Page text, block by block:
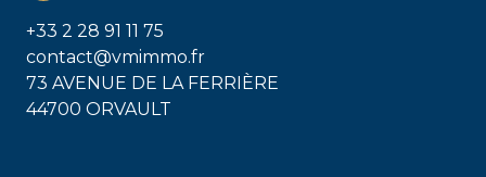
+33 2 28 91 11 75
contact@vmimmo.fr
73 AVENUE DE LA FERRIÈRE
44700 ORVAULT